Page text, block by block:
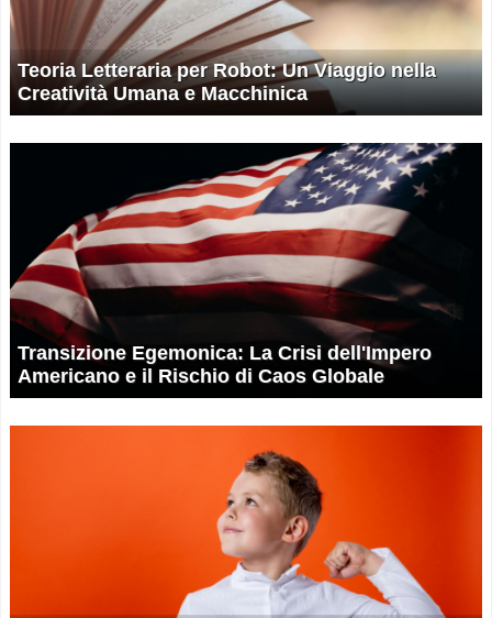
Teoria Letteraria per Robot: Un Viaggio nella
Creatività Umana e Macchinica
Transizione Egemonica: La Crisi dell'Impero
Americano e il Rischio di Caos Globale